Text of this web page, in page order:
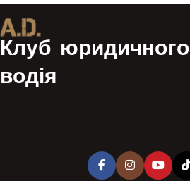
Клуб
водія